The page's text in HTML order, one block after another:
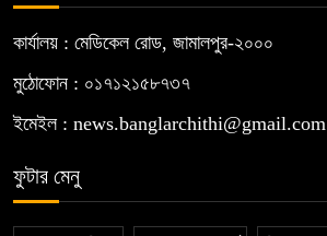
কার্যালয় : মেডিকেল রোড, জামালপুর-২০০০
মুঠোফোন : ০১৭১২১৫৮৭৩৭
ইমেইল : news.banglarchithi@gmail.com
ফুটার মেনু